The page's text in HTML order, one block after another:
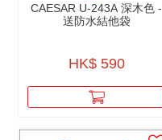
CAESAR U-243A 深木色 -
送防水結他袋
HK$ 590